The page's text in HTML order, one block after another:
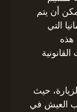
أن يتم
التي
هذه
حيث
العيش في